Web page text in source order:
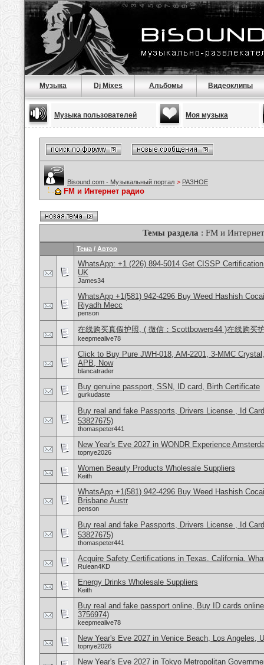
Музыка Dj Mixes Альбомы Видеоклипы
Музыка пользователей Моя музыка
Bisound.com - Музыкальный портал > РАЗНОЕ
FM и Интернет радио
Темы раздела : FM и
Тема / Автор
WhatsApp: +1 (226) 894-5014​ Get CISSP
UK
James34
WhatsApp +1(581) 942-4296 Buy Weed Hashish
Riyadh Mecc
penson
在线购买真假护照, ( 微信：Scottbowers44 )在线购买
keepmealive78
Click to Buy Pure JWH-018, AM-2201, 3-MMC
APB, Now
blancatrader
Buy genuine passport, SSN, ID card, Birth Certificate
gurkudaste
Buy real and fake Passports, Drivers License , Id
53827675)
thomaspeter441
New Year's Eve 2027 in WONDR Experience
topnye2026
Women Beauty Products Wholesale Suppliers
Keith
WhatsApp +1(581) 942-4296 Buy Weed Hashish
Brisbane Austr
penson
Buy real and fake Passports, Drivers License , Id
53827675)
thomaspeter441
Acquire Safety Certifications in Texas. California.
Rulean4KD
Energy Drinks Wholesale Suppliers
Keith
Buy real and fake passport online, Buy ID cards
3756974)
keepmealive78
New Year's Eve 2027 in Venice Beach, Los Angeles,
topnye2026
New Year's Eve 2027 in Tokyo Metropolitan